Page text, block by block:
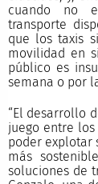
cuando no
transporte
que los taxis
movilidad en
público es
semana o por
“El desarrollo
juego entre
poder explotar
más
soluciones de